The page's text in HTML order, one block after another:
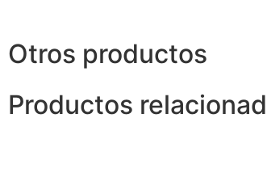
Otros productos
Productos